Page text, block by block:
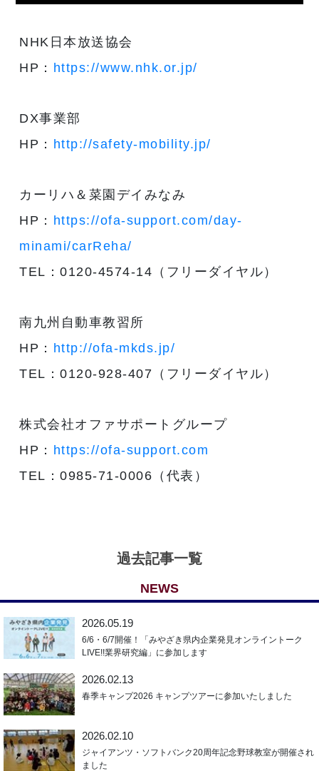
NHK日本放送協会
HP： https://www.nhk.or.jp/
DX事業部
HP： http://safety-mobility.jp/
カーリハ＆菜園デイみなみ
HP： https://ofa-support.com/day-
minami/carReha/
TEL：0120-4574-14（フリーダイヤル）
南九州自動車教習所
HP： http://ofa-mkds.jp/
TEL：0120-928-407（フリーダイヤル）
株式会社オファサポートグループ
HP： https://ofa-support.com
TEL：0985-71-0006（代表）
過去記事一覧
NEWS
2026.05.19
6/6・6/7開催！「みやざき県内企業発見オンライントーク
LIVE!!業界研究編」に参加します
2026.02.13
春季キャンプ2026 キャンプツアーに参加いたしました
2026.02.10
ジャイアンツ・ソフトバンク20周年記念野球教室が開催され
ました